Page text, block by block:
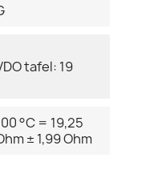
tafel: 19
°C = 19,25
± 1,99 Ohm